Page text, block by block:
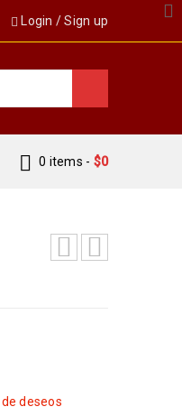
Login /Sign up
0 items - $0
deseos